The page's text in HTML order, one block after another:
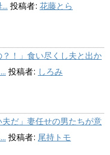
投稿者: 花藤とら
？！」食い尽くし夫と出か
投稿者: しろみ
夫だ」妻任せの男たちが意
投稿者: 尾持トモ